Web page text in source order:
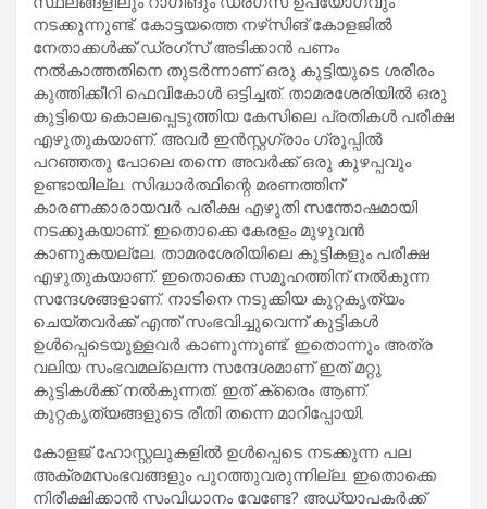
നടക്കുന്നുണ്ട്. കോട്ടയത്തെ നഴ്‌സിങ് കോളജില്‍
നേതാക്കള്‍ക്ക് ഡ്രഗ്‌സ് അടിക്കാന്‍ പണം
നല്‍കാത്തതിനെ തുടര്‍ന്നാണ് ഒരു കുട്ടിയുടെ ശരീരം
കുത്തിക്കീറി ഫെവികോള്‍ ഒട്ടിച്ചത്. താമരശേരിയില്‍ ഒരു
കുട്ടിയെ കൊലപ്പെടുത്തിയ കേസിലെ പ്രതികള്‍ പരീക്ഷ
എഴുതുകയാണ്. അവര്‍ ഇന്‍സ്റ്റഗ്രാം ഗ്രൂപ്പില്‍
പറഞ്ഞതു പോലെ തന്നെ അവര്‍ക്ക് ഒരു കുഴപ്പവും
ഉണ്ടായില്ല. സിദ്ധാര്‍ത്ഥിന്റെ മരണത്തിന്
കാരണക്കാരായവര്‍ പരീക്ഷ എഴുതി സന്തോഷമായി
നടക്കുകയാണ്. ഇതൊക്കെ കേരളം മുഴുവന്‍
കാണുകയല്ലേ. താമരശേരിയിലെ കുട്ടികളും പരീക്ഷ
എഴുതുകയാണ്. ഇതൊക്കെ സമൂഹത്തിന് നല്‍കുന്ന
സന്ദേശങ്ങളാണ്. നാടിനെ നടുക്കിയ കുറ്റകൃത്യം
ചെയ്തവര്‍ക്ക് എന്ത് സംഭവിച്ചുവെന്ന് കുട്ടികള്‍
ഉള്‍പ്പെടെയുള്ളവര്‍ കാണുന്നുണ്ട്. ഇതൊന്നും അത്ര
വലിയ സംഭവമല്ലെന്ന സന്ദേശമാണ് ഇത് മറ്റു
കുട്ടികള്‍ക്ക് നല്‍കുന്നത്. ഇത് ക്രൈം ആണ്.
കുറ്റകൃത്യങ്ങളുടെ രീതി തന്നെ മാറിപ്പോയി.
കോളജ് ഹോസ്റ്റലുകളില്‍ ഉള്‍പ്പെടെ നടക്കുന്ന പല
അക്രമസംഭവങ്ങളും പുറത്തുവരുന്നില്ല. ഇതൊക്കെ
നിരീക്ഷിക്കാന്‍ സംവിധാനം വേണ്ടേ? അധ്യാപകര്‍ക്ക്